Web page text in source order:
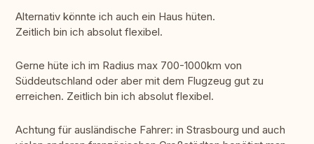
Alternativ könnte ich auch ein Haus hüten.
Zeitlich bin ich absolut flexibel.
Gerne hüte ich im Radius max 700-1000km von
Süddeutschland oder aber mit dem Flugzeug gut zu
erreichen. Zeitlich bin ich absolut flexibel.
Achtung für ausländische Fahrer: in Strasbourg und auch